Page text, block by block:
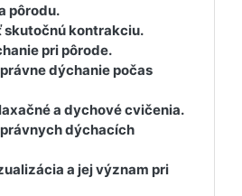
pôrodu.
skutočnú kontrakciu.
pri pôrode.
dýchanie počas
a dychové cvičenia.
dýchacích
a jej význam pri